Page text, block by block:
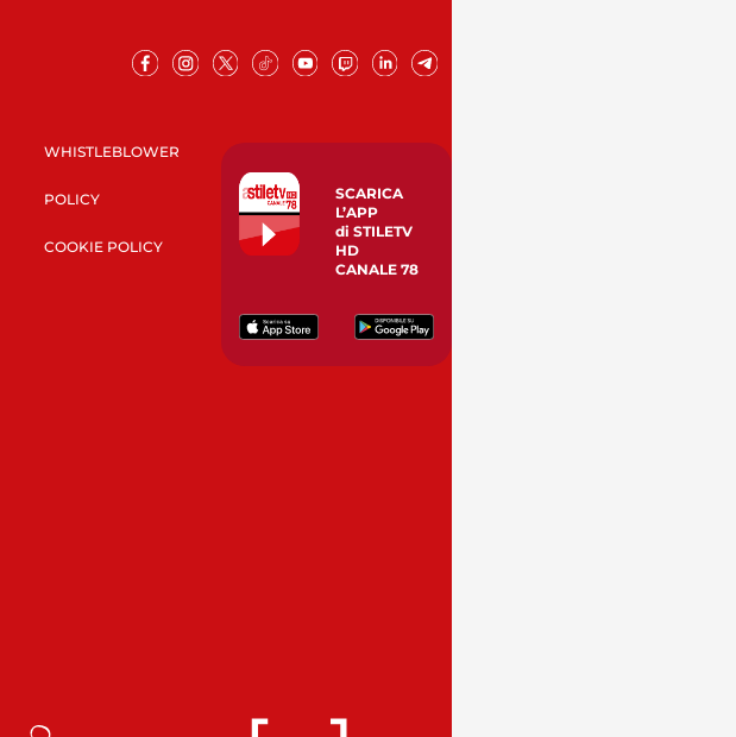
WHISTLEBLOWER
POLICY
COOKIE POLICY
SCARICA
L’APP
di STILETV
HD
CANALE 78